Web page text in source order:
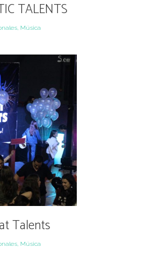
TALENTS
Música
Talents
Música